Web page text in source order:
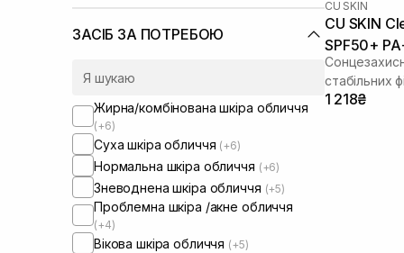
ЗАСІБ ЗА ПОТРЕБОЮ
Жирна/комбінована шкіра обличчя
(+6)
Суха шкіра обличчя (+6)
Нормальна шкіра обличчя (+6)
Зневоднена шкіра обличчя (+5)
Проблемна шкіра /акне обличчя
(+4)
Вікова шкіра обличчя (+5)
CU SKIN
CU SKIN
SPF50+
стабільних
1 218₴